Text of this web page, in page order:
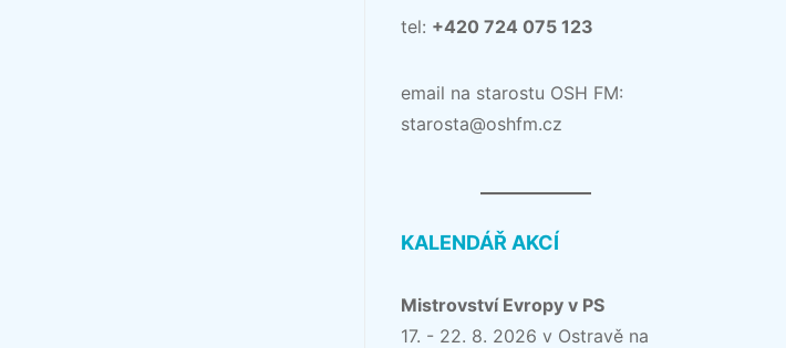
tel: +420 724 075 123
email na starostu OSH FM:
starosta@oshfm.cz
KALENDÁŘ AKCÍ
Mistrovství Evropy v PS
17. - 22. 8. 2026 v Ostravě na